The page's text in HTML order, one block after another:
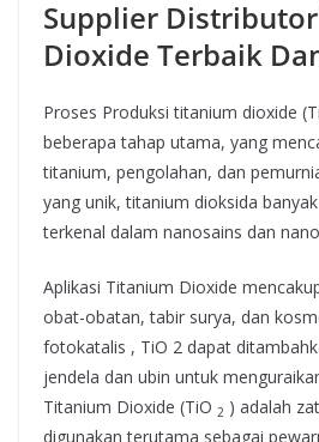
Supplier
Dioxide Terbaik
Proses Produksi titanium dioxide
beberapa tahap utama, yang
titanium, pengolahan, dan
yang unik, titanium dioksida
terkenal dalam nanosains dan
Aplikasi Titanium Dioxide
obat-obatan, tabir surya, dan
fotokatalis , TiO 2 dapat
jendela dan ubin untuk
Titanium Dioxide (TiO 2 ) adalah
digunakan terutama sebagai